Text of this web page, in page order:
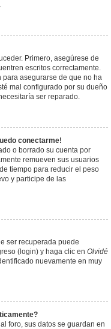
Primero, asegúrese de
escritos correctamente.
para asegurarse de que no ha
mal configurado por su dueño
ser reparado.
conectarme!
o borrado su cuenta por
remueven sus usuarios
tiempo para reducir el peso
y participe de las
ser recuperada puede
(login) y haga clic en Olvidé
nuevamente en muy
foro, sus datos se guardan en